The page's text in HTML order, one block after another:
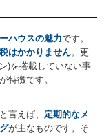
ハウスの魅力です。
はかかりません。更
)を搭載していない事
特徴です。
言えば、 定期的なメ
が主なものです。そ